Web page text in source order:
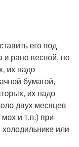
его под
и рано весной, но
их надо
бумагой,
их надо
двух месяцев
и т.п.) при
или